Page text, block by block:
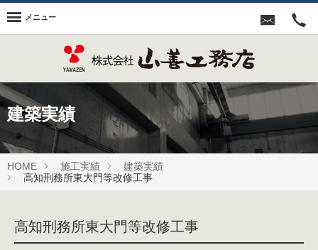
メニュー
建築実績
HOME 施工実績
建築実績
高知刑務所東大門等改修工事
高知刑務所東大門等改修工事